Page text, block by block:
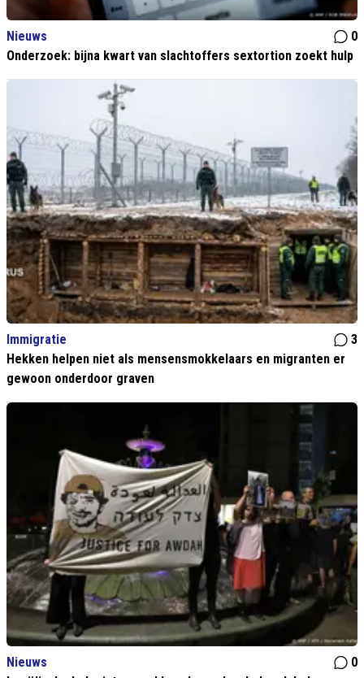
Nieuws
0
Onderzoek: bijna kwart van slachtoffers sextortion zoekt hulp
Immigratie
3
Hekken helpen niet als mensensmokkelaars en migranten er
gewoon onderdoor graven
Nieuws
0